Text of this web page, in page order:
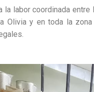
la labor coordinada
Olivia y en toda la